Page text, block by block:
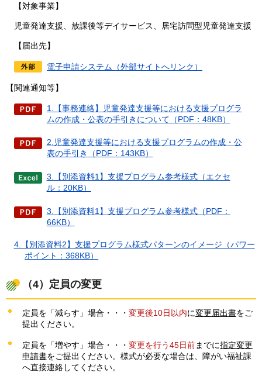
【対象事業】
児童発達支援、放課後等デイサービス、居宅訪問型児童発達支援
【届出先】
電子申請システム（外部サイトへリンク）
【関連通知等】
1.【事務連絡】児童発達支援等における支援プログラ
ムの作成・公表の手引きについて（PDF：48KB）
2.児童発達支援等における支援プログラムの作成・公
表の手引き（PDF：143KB）
3.【別添資料1】支援プログラム参考様式（エクセ
ル：20KB）
3.【別添資料1】支援プログラム参考様式（PDF：
66KB）
4.【別添資料2】支援プログラム様式パターンのイメージ（パワー
ポイント：368KB）
（4）定員の変更
定員を「減らす」場合・・・ 変更後10日以内に変更届出書をご
提出ください。
定員を「増やす」場合・・・ 変更を行う45日前までに指定変更
申請書をご提出ください。様式が必要な場合は、障がい福祉課
へ直接連絡してください。